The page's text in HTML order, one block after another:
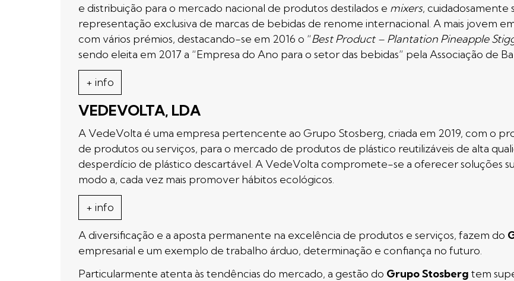
e distribuição para o mercado nacional de produtos destilados e mixers, cuidadosamente
representação exclusiva de marcas de bebidas de renome internacional. A mais jovem
com vários prémios, destacando-se em 2016 o “Best Product – Plantation Pineapple
sendo eleita em 2017 a “Empresa do Ano para o setor das bebidas” pela Associação de
+ info
VEDEVOLTA, LDA
A VedeVolta é uma empresa pertencente ao Grupo Stosberg, criada em 2019, com o
de produtos ou serviços, para o mercado de produtos de plástico reutilizáveis de alta
desperdício de plástico descartável. A VedeVolta compromete-se a oferecer soluções
modo a, cada vez mais promover hábitos ecológicos.
+ info
A diversificação e a aposta permanente na excelência de produtos e serviços, fazem do
empresarial e um exemplo de trabalho árduo, determinação e confiança no futuro.
Particularmente atenta às tendências do mercado, a gestão do Grupo Stosberg tem